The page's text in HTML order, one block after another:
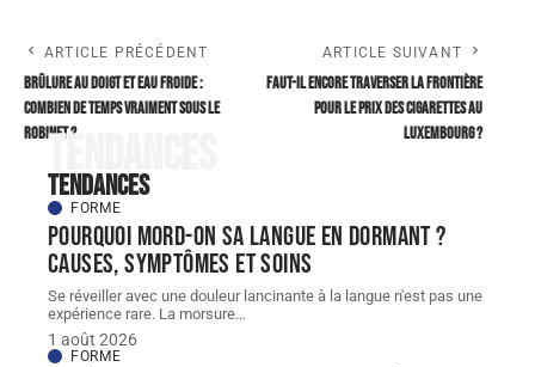
ARTICLE PRÉCÉDENT
Brûlure au doigt et eau froide :
combien de temps vraiment sous le
robinet ?
ARTICLE SUIVANT
Faut-il encore traverser la frontière
pour le prix des cigarettes au
Luxembourg ?
Tendances
Tendances
FORME
Pourquoi mord-on sa langue en dormant ?
Causes, symptômes et soins
Se réveiller avec une douleur lancinante à la langue n'est pas une
expérience rare. La morsure…
1 août 2026
FORME